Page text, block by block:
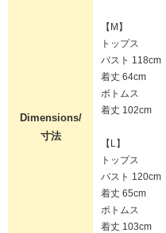
Dimensions/
寸法
【M】
トップス
バスト 118cm
着丈 64cm
ボトムス
着丈 102cm
【L】
トップス
バスト 120cm
着丈 65cm
ボトムス
着丈 103cm